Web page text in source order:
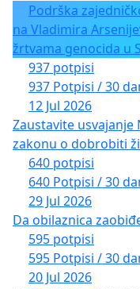
Podrška
na Vladimira
žrtvama genocida u
937 potpisi
937 Potpisi / 30
12 Jul 2026
Zaustavite
zakonu o dobrobiti
640 potpisi
640 Potpisi / 30
29 Jul 2026
Da obilaznica
595 potpisi
595 Potpisi / 30
20 Jul 2026